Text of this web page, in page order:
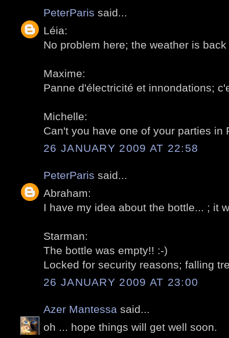
PeterParis said...
Léia:
No problem here; the weather is
Maxime:
Panne d'électricité et innondations;
Michelle:
Can't you have one of your parties in
26 JANUARY 2009 AT 22:58
PeterParis said...
Abraham:
I have my idea about the bottle... ; it
Starman:
The bottle was empty!! :-)
Locked for security reasons; falling
26 JANUARY 2009 AT 23:00
Azer Mantessa said...
oh ... hope things will get well soon.